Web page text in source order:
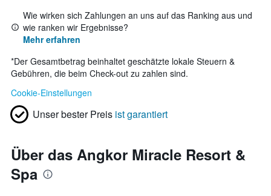
Wie wirken sich Zahlungen an uns auf das Ranking aus und
wie ranken wir Ergebnisse?
Mehr erfahren
*Der Gesamtbetrag beinhaltet geschätzte lokale Steuern &
Gebühren, die beim Check-out zu zahlen sind.
Cookie-Einstellungen
Unser bester Preis ist garantiert
Über das Angkor Miracle Resort &
Spa